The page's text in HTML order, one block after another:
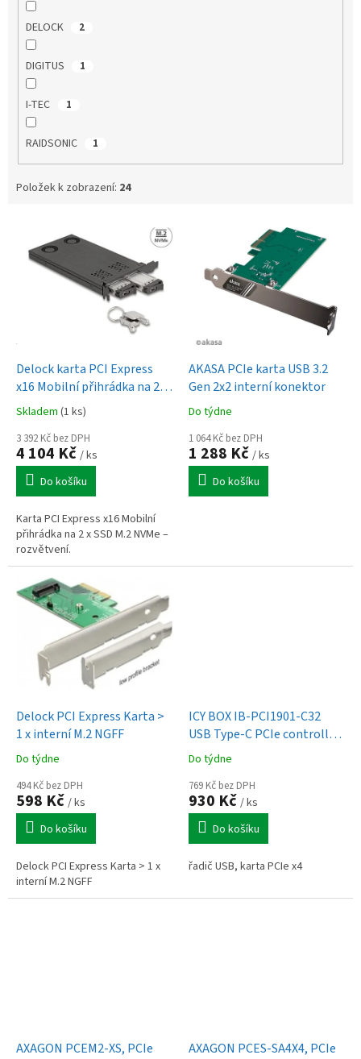
DELOCK 2
DIGITUS 1
I-TEC 1
RAIDSONIC 1
Položek k zobrazení: 24
Delock karta PCI Express
x16 Mobilní přihrádka na 2 x
SSD M.2 NVMe – rozvětvení
Skladem (1 ks)
3 392 Kč bez DPH
4 104 Kč / ks
Do košíku
Karta PCI Express x16 Mobilní
přihrádka na 2 x SSD M.2 NVMe –
rozvětvení.
AKASA PCIe karta USB 3.2
Gen 2x2 interní konektor
Do týdne
1 064 Kč bez DPH
1 288 Kč / ks
Do košíku
Delock PCI Express Karta >
1 x interní M.2 NGFF
Do týdne
494 Kč bez DPH
598 Kč / ks
Do košíku
Delock PCI Express Karta > 1 x
interní M.2 NGFF
ICY BOX IB-PCI1901-C32
USB Type-C PCIe controller
card
Do týdne
769 Kč bez DPH
930 Kč / ks
Do košíku
řadič USB, karta PCIe x4
AXAGON PCEM2-XS, PCIe
AXAGON PCES-SA4X4, PCIe